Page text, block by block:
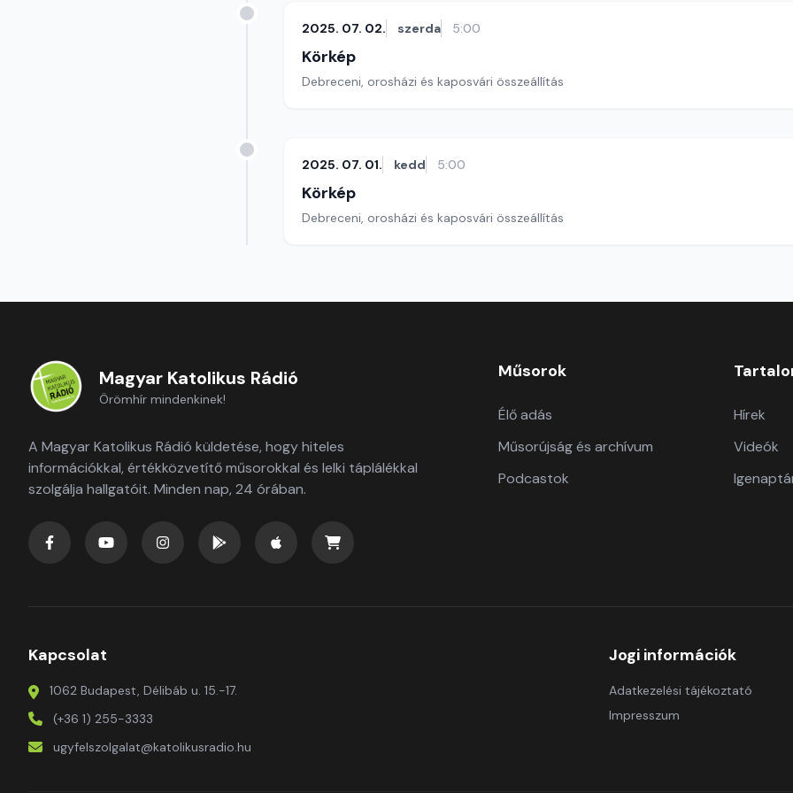
2025. 07. 02. szerda 5:00
Körkép
Debreceni, orosházi és kaposvári összeállítás
2025. 07. 01. kedd 5:00
Körkép
Debreceni, orosházi és kaposvári összeállítás
Magyar Katolikus Rádió
Örömhír mindenkinek!
A Magyar Katolikus Rádió küldetése, hogy hiteles
információkkal, értékközvetítő műsorokkal és lelki táplálékkal
szolgálja hallgatóit. Minden nap, 24 órában.
Műsorok
Élő adás
Műsorújság és archívum
Podcastok
Hírek
Videók
Kapcsolat
1062 Budapest, Délibáb u. 15.-17.
(+36 1) 255-3333
ugyfelszolgalat@katolikusradio.hu
Jogi információk
Adatkezelési tájékoztató
Impresszum